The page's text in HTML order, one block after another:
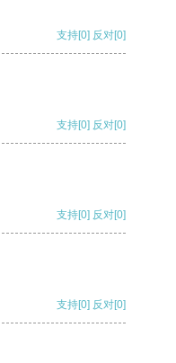
支持[0] 反对[0]
支持[0] 反对[0]
支持[0] 反对[0]
支持[0] 反对[0]